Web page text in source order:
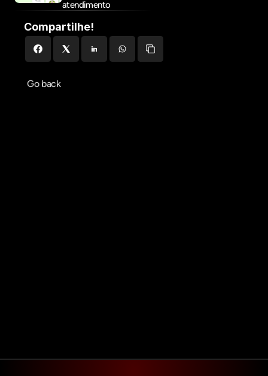
atendimento
Compartilhe!
Go back